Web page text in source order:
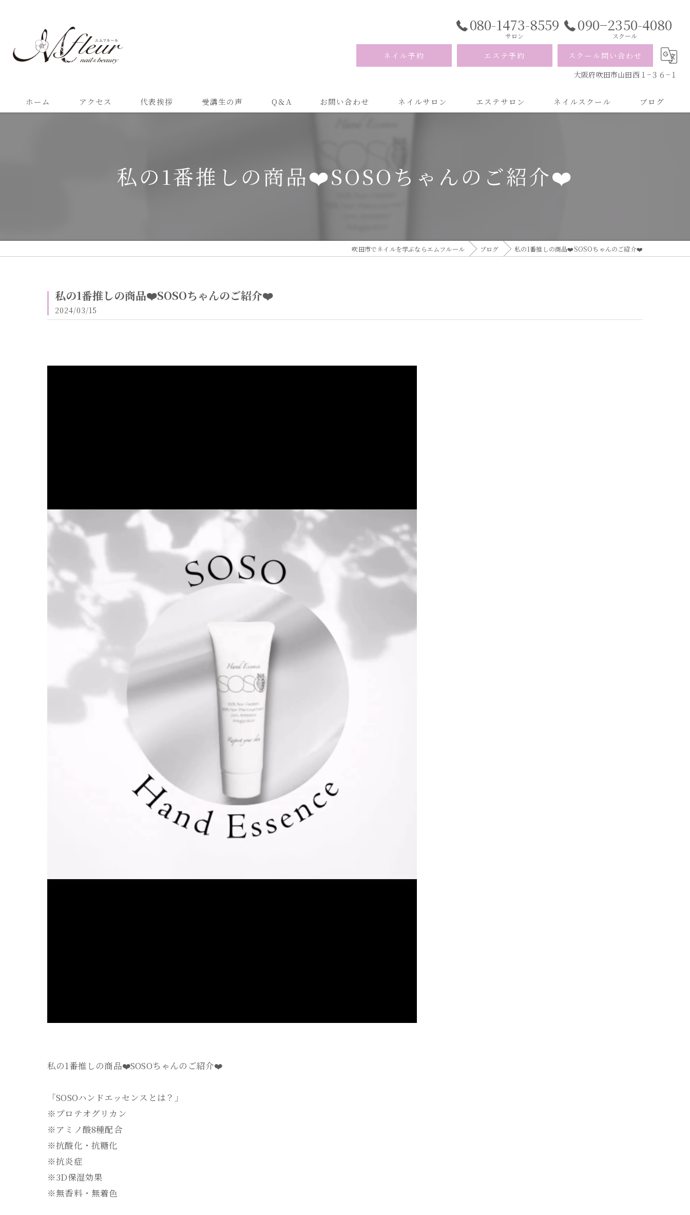
080-1473-8559
サロン
090−2350-4080
スクール
ネイル予約 スクール問い合わせ
エステ予約
大阪府吹田市山田西１−３６−１
ホーム アクセス 代表挨拶 受講生の声 Q＆A お問い合わせ ネイルサロン エステサロン ネイルスクール ブログ
私の1番推しの商品❤️SOSOちゃんのご紹介❤️
吹田市でネイルを学ぶならエムフルール ブログ 私の1番推しの商品❤️SOSOちゃんのご紹介❤️
私の1番推しの商品❤️SOSOちゃんのご紹介❤️
2024/03/15
私の1番推しの商品❤️SOSOちゃんのご紹介❤️
「SOSOハンドエッセンスとは？」
※プロテオグリカン
※アミノ酸8種配合
※抗酸化・抗糖化
※抗炎症
※3D保湿効果
※無香料・無着色